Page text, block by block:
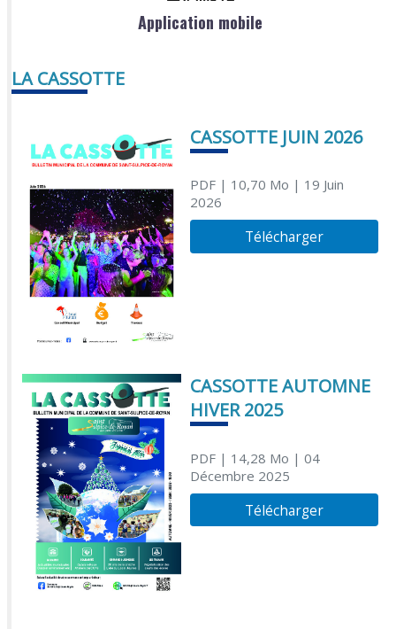
Application mobile
LA CASSOTTE
CASSOTTE JUIN 2026
PDF| 10,70 Mo | 19 Juin
2026
Télécharger
CASSOTTE AUTOMNE
HIVER 2025
PDF| 14,28 Mo | 04
Décembre 2025
Télécharger